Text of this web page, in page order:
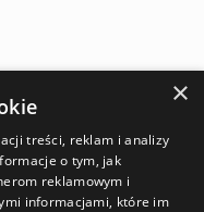
×
treści, reklam i analizy
o tym, jak
reklamowym i
informacjami, które im